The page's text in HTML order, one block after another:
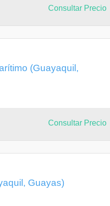
Consultar Precio
(Guayaquil,
Consultar Precio
Guayas)